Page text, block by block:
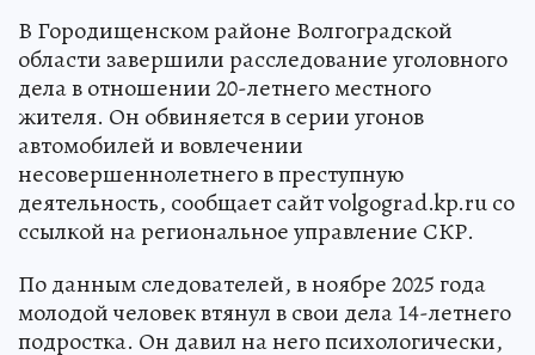
В Городищенском районе Волгоградской
области завершили расследование уголовного
дела в отношении 20-летнего местного
жителя. Он обвиняется в серии угонов
автомобилей и вовлечении
несовершеннолетнего в преступную
деятельность, сообщает сайт volgograd.kp.ru со
ссылкой на региональное управление СКР.
По данным следователей, в ноябре 2025 года
молодой человек втянул в свои дела 14-летнего
подростка. Он давил на него психологически,